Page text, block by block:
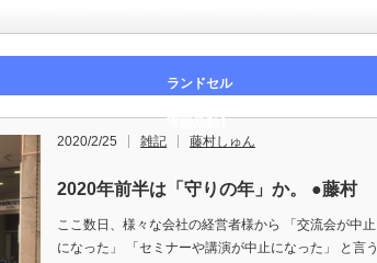
ランドセル
寄贈活動】
2020/2/25 雑記 藤村しゅん
2020年前半は「守りの年」か。 ●藤村
ここ数日、様々な会社の経営者様から 「交流会が中止
になった」 「セミナーや講演が中止になった」 と言う